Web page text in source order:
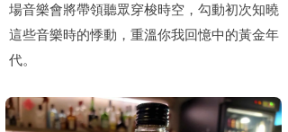
場音樂會將帶領聽眾穿梭時空，勾動初次知曉
這些音樂時的悸動，重溫你我回憶中的黃金年
代。